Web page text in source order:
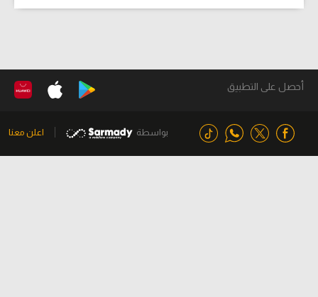
أحصل على التطبيق
بواسطة اعلن معنا